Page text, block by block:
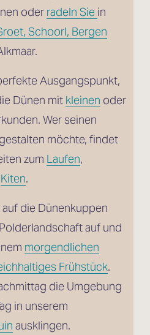
oder radeln Sie in
Schoorl, Bergen
Ausgangspunkt,
Dünen mit kleinen oder
Wer seinen
möchte, findet
zum Laufen
Kiten.
die Dünenkuppen
auf und
morgendlichen
Frühstück.
die Umgebung
ausklingen.